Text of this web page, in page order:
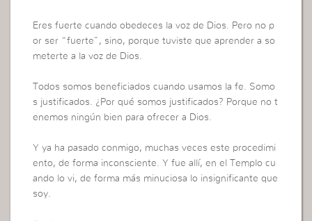
Eres fuerte cuando obedeces la voz de Dios. Pero no p
or ser “fuerte”, sino, porque tuviste que aprender a so
meterte a la voz de Dios.
Todos somos beneficiados cuando usamos la fe. Somo
s justificados. ¿Por qué somos justificados? Porque no t
enemos ningún bien para ofrecer a Dios.
Y ya ha pasado conmigo, muchas veces este procedimi
ento, de forma inconsciente. Y fue allí, en el Templo cu
ando lo vi, de forma más minuciosa lo insignificante que
soy.